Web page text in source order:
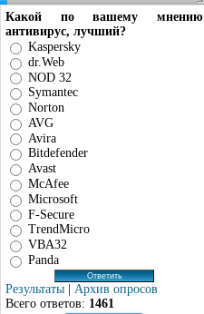
Какой по вашему мнению
антивирус, лучший?
Kaspersky
dr.Web
NOD 32
Symantec
Norton
AVG
Avira
Bitdefender
Avast
McAfee
Microsoft
F-Secure
TrendMicro
VBA32
Panda
Результаты | Архив опросов
Всего ответов: 1461